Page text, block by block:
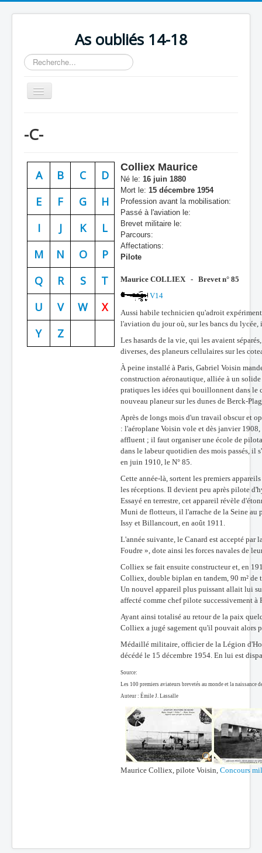
As oubliés 14-18
Rechercher
Basculer
la
Chronologie
Escadrilles
Organisation
Avions
Formation
Doctrines
Batailles
Cahiers des As
-C-
A B C
D
E
F G
H
I
J K
L
M
N O
P
Q
R S
T
U
V W
X
Y
Z
Colliex Maurice
Né le: 16 juin 1880
Mort le: 15 décembre 1954
Profession avant la mobilisation:
Passé à l'aviation le:
Brevet militaire le:
Parcours:
Affectations:
Pilote
Maurice COLLIEX - Brevet n° 85
V14
Aussi habile technicien qu'adroit
l'aviation du jour où, sur les bancs du
Les hasards de la vie, qui les avaient
diverses, des planeurs cellulaires sur les
À peine installé à Paris, Gabriel Voisin
construction aéronautique, alliée à un
pratiques les idées qui bouillonnent dans le
nouveau planeur sur les dunes de Berck-
Après de longs mois d'un travail obscur et
: l'aéroplane Voisin vole et dès janvier
affluent ; il faut organiser une école de
dans le labeur quotidien des mois passés, il
en juin 1910, le N° 85.
Cette année-là, sortent les premiers
les réceptions. Il devient peu après pilote
Essayé en terrestre, cet appareil révèle
Muni de flotteurs, il l'arrache de la Seine au
Issy et Billancourt, en août 1911.
L'année suivante, le Canard est accepté
Foudre », dote ainsi les forces navales de
Colliex se fait ensuite constructeur et, en
Colliex, double biplan en tandem, 90 m²
Un nouvel appareil plus puissant allait lui
affecté comme chef pilote successivement
Ayant ainsi totalisé au retour de la paix
Colliex a jugé sagement qu'il pouvait alors
Médaillé militaire, officier de la Légion
décédé le 15 décembre 1954. En lui est
Source:
Les 100 premiers aviateurs brevetés au monde et la naissance
Auteur : Émile J. Lassalle
Maurice Colliex, pilote Voisin, Concours